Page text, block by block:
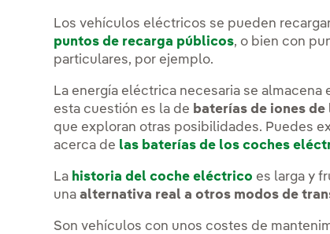
Los vehículos eléctricos se pueden
puntos de recarga públicos, o bien con
particulares, por ejemplo.
La energía eléctrica necesaria se
esta cuestión es la de baterías de iones
que exploran otras posibilidades. Puedes
acerca de las baterías de los coches
La historia del coche eléctrico es larga y
unaalternativa real a otros modos de
Son vehículos con unos costes de